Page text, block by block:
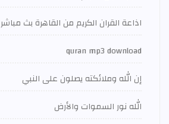
اذاعة القران الكريم من القاهرة بث مباشر
quran mp3 download
إن الله وملائكته يصلون على النبي
الله نور السموات والأرض